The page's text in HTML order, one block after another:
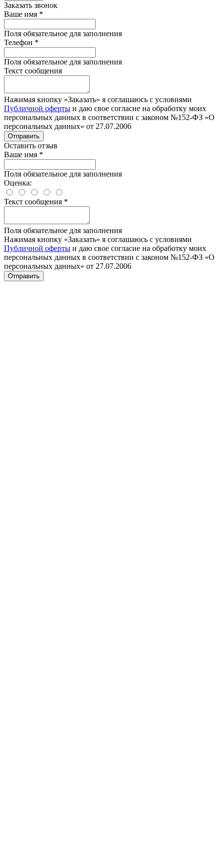
Заказать звонок
Ваше имя *
Поля обязательное для заполнения
Телефон *
Поля обязательное для заполнения
Текст сообщения
Нажимая кнопку «Заказать» я соглашаюсь с условиями
Публичной оферты и даю свое согласие на обработку моих
персональных данных в соответствии с законом №152-ФЗ «О
персональных данных» от 27.07.2006
Отправить
Оставить отзыв
Ваше имя *
Поля обязательное для заполнения
Оценка:
Текст сообщения *
Поля обязательное для заполнения
Нажимая кнопку «Заказать» я соглашаюсь с условиями
Публичной оферты и даю свое согласие на обработку моих
персональных данных в соответствии с законом №152-ФЗ «О
персональных данных» от 27.07.2006
Отправить